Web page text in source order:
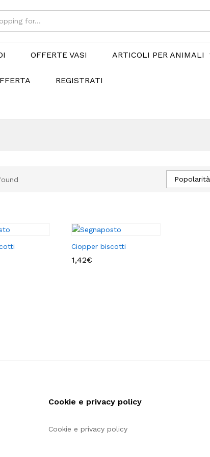
OFFERTE VASI ARTICOLI PER ANIMALI
REGISTRATI
Popolarità
Ciopper biscotti
1,42€
1,42€
Cookie e privacy policy
Cookie e privacy policy